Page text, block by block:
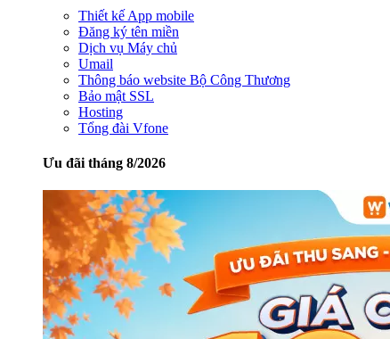
Thiết kế App mobile
Đăng ký tên miền
Dịch vụ Máy chủ
Umail
Thông báo website Bộ Công Thương
Bảo mật SSL
Hosting
Tổng đài Vfone
Ưu đãi tháng 8/2026